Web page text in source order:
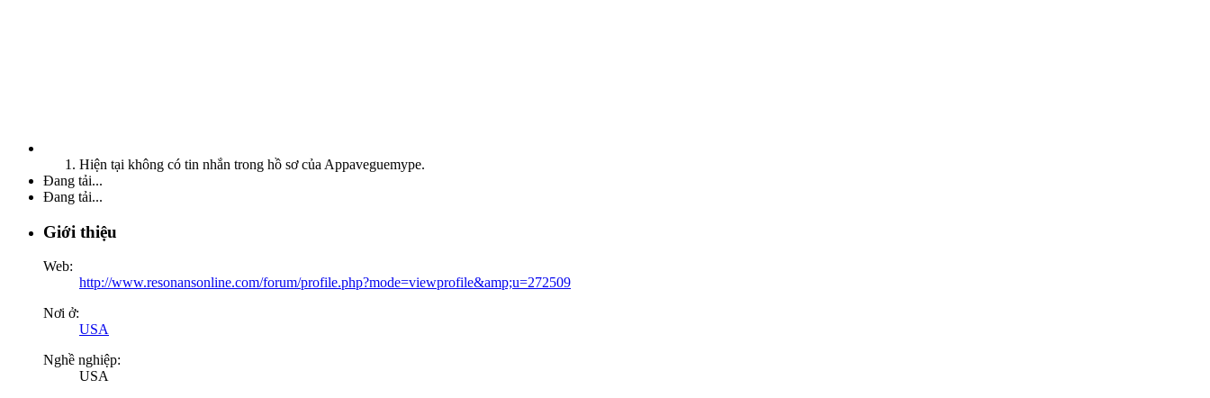
Hiện tại không có tin nhắn trong hồ sơ của Appaveguemype.
Đang tải...
Đang tải...
Giới thiệu
Web:
http://www.resonansonline.com/forum/profile.php?mode=viewprofile&amp;u=272509
Nơi ở:
USA
Nghề nghiệp:
USA